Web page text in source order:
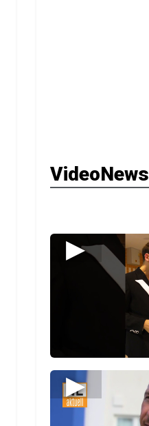
VideoNews
▶
▶